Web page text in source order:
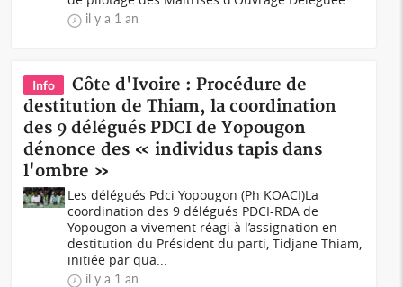
il y a 1 an
Info
Côte d'Ivoire : Procédure de
destitution de Thiam, la coordination
des 9 délégués PDCI de Yopougon
dénonce des « individus tapis dans
l'ombre »
Les délégués Pdci Yopougon (Ph KOACI)La
coordination des 9 délégués PDCI-RDA de
Yopougon a vivement réagi à l’assignation en
destitution du Président du parti, Tidjane Thiam,
initiée par qua...
il y a 1 an